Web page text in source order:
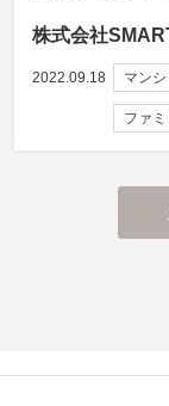
株式会社
2022.09.18 マン
ファ